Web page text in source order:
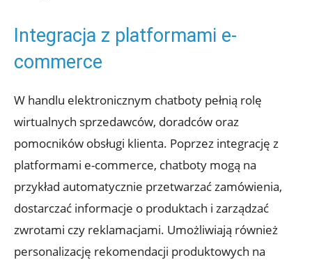
Integracja z platformami e-
commerce
W handlu elektronicznym chatboty pełnią rolę
wirtualnych sprzedawców, doradców oraz
pomocników obsługi klienta. Poprzez integrację z
platformami e-commerce, chatboty mogą na
przykład automatycznie przetwarzać zamówienia,
dostarczać informacje o produktach i zarządzać
zwrotami czy reklamacjami. Umożliwiają również
personalizację rekomendacji produktowych na